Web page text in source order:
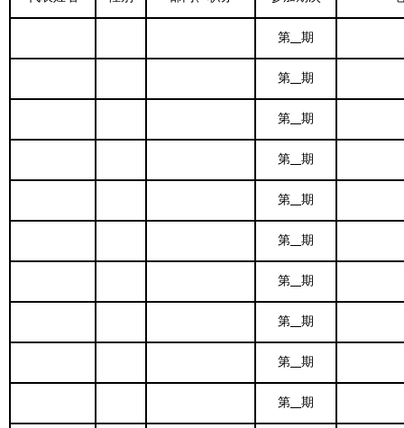
第 期
第 期
第 期
第 期
第 期
第 期
第 期
第 期
第 期
第 期